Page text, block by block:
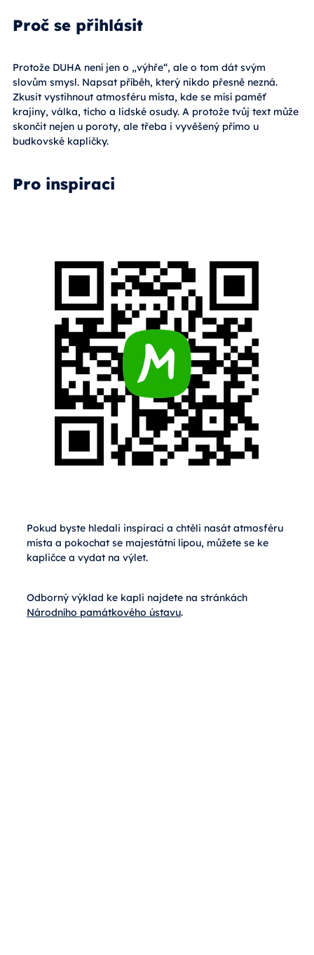
Proč se přihlásit
Protože DUHA není jen o „výhře“, ale o tom dát svým
slovům smysl. Napsat příběh, který nikdo přesně nezná.
Zkusit vystihnout atmosféru místa, kde se mísí paměť
krajiny, válka, ticho a lidské osudy. A protože tvůj text může
skončit nejen u poroty, ale třeba i vyvěšený přímo u
budkovské kapličky.
Pro inspiraci
Pokud byste hledali inspiraci a chtěli nasát atmosféru
místa a pokochat se majestátní lípou, můžete se ke
kapličce a vydat na výlet.
Odborný výklad ke kapli najdete na stránkách
Národního památkového ústavu.